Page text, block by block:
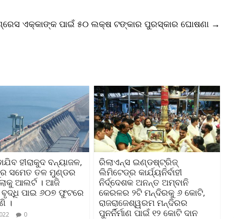
ଏକ୍କାଙ୍କ ପାଇଁ ୫୦ ଲକ୍ଷ ଟଙ୍କାର ପୁରସ୍କାର ଘୋଷଣା →
ହୀରାକୁଦ ବନ୍ୟାଜଳ,
ସମେତ ତଳ ମୁଣ୍ଡର
ଆଲର୍ଟ । ଆଜି
ପାଇ ୬୦୭ ଫୁଟରେ
।
0
ରିଲାଏନ୍‌ସ ଇଣ୍ଡଷ୍ଟ୍ରିଜ୍
ଲିମିଟେଡ୍‌ର କାର୍ଯ୍ୟନିର୍ବାହୀ
ନିର୍ଦ୍ଦେଶକ ଅନନ୍ତ ଅମ୍ବାନି
କେରଳର ୨ଟି ମନ୍ଦିରକୁ ୬ କୋଟି,
ରାଜରାଜେଶ୍ୱରମ ମନ୍ଦିରର
ପୁନର୍ନିର୍ମାଣ ପାଇଁ ୧୨ କୋଟି ଦାନ